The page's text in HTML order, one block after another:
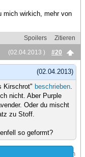
mich wirkich, mehr von
Spoilers
Zitieren
(02.04.2013 )
#20
(02.04.2013)
Kirschrot" beschrieben
nicht. Aber Purple
Oder du mischt
zu Stoff.
so geformt?
aber ansonsten kann